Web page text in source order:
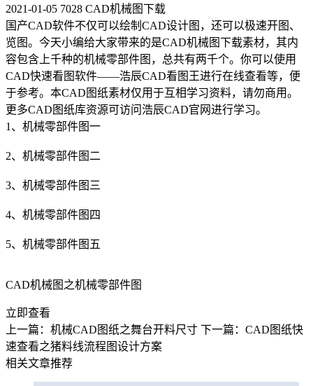
2021-01-05 7028 CAD机械图下载
国产CAD软件不仅可以绘制 CAD设计图，还可以极速开图、
览图。今天小编给大家带来的是CAD机械图下载素材，其内
容包含上千种的机械零部件图，总共有两千个。你可以使用
CAD快速看图软件——浩辰CAD看图王进行在线查看等，便
于参考。本CAD图纸素材仅用于互相学习资料，请勿商用。
更多CAD图纸库资源可访问浩辰CAD官网进行学习。
1、机械零部件图一
2、机械零部件图二
3、机械零部件图三
4、机械零部件图四
5、机械零部件图五
CAD机械图之机械零部件图
立即查看
上一篇：机械CAD图纸之舞台开料尺寸 下一篇：CAD图纸快
速查看之猪料线流程图设计方案
相关文章推荐